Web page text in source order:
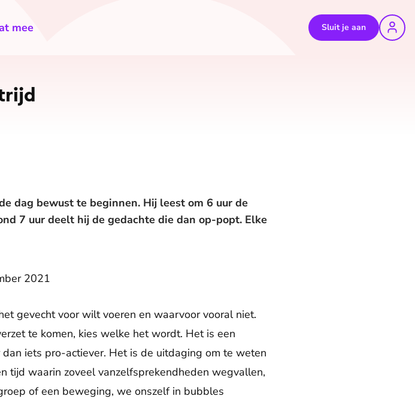
mee Sluit je aan
dag bewust te beginnen. Hij leest om 6 uur de
7 uur deelt hij de gedachte die dan op-popt. Elke
2021
gevecht voor wilt voeren en waarvoor vooral niet.
te komen, kies welke het wordt. Het is een
iets pro-actiever. Het is de uitdaging om te weten
tijd waarin zoveel vanzelfsprekendheden wegvallen,
of een beweging, we onszelf in bubbles